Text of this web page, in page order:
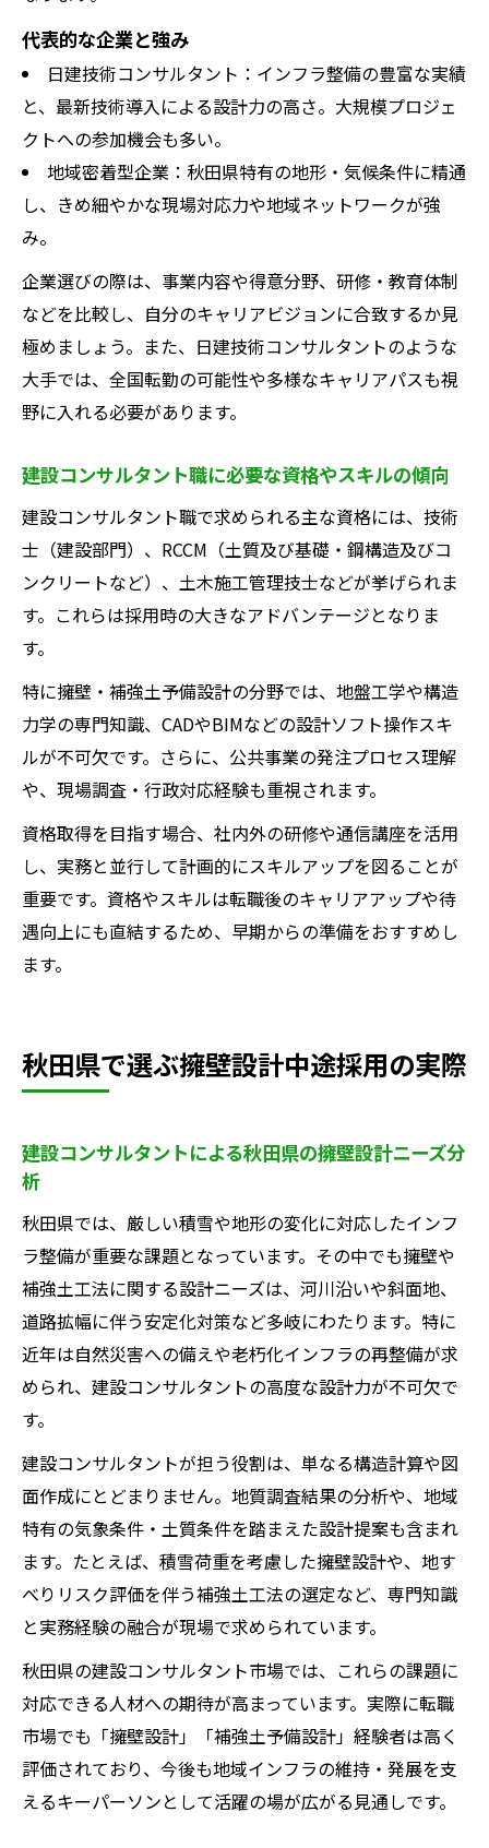
代表的な企業と強み
日建技術コンサルタント：インフラ整備の豊富な実績
と、最新技術導入による設計力の高さ。大規模プロジェ
クトへの参加機会も多い。
地域密着型企業：秋田県特有の地形・気候条件に精通
し、きめ細やかな現場対応力や地域ネットワークが強
み。
企業選びの際は、事業内容や得意分野、研修・教育体制
などを比較し、自分のキャリアビジョンに合致するか見
極めましょう。また、日建技術コンサルタントのような
大手では、全国転勤の可能性や多様なキャリアパスも視
野に入れる必要があります。
建設コンサルタント職に必要な資格やスキルの傾向
建設コンサルタント職で求められる主な資格には、技術
士（建設部門）、RCCM（土質及び基礎・鋼構造及びコ
ンクリートなど）、土木施工管理技士などが挙げられま
す。これらは採用時の大きなアドバンテージとなりま
す。
特に擁壁・補強土予備設計の分野では、地盤工学や構造
力学の専門知識、CADやBIMなどの設計ソフト操作スキ
ルが不可欠です。さらに、公共事業の発注プロセス理解
や、現場調査・行政対応経験も重視されます。
資格取得を目指す場合、社内外の研修や通信講座を活用
し、実務と並行して計画的にスキルアップを図ることが
重要です。資格やスキルは転職後のキャリアアップや待
遇向上にも直結するため、早期からの準備をおすすめし
ます。
秋田県で選ぶ擁壁設計中途採用の実際
建設コンサルタントによる秋田県の擁壁設計ニーズ分
析
秋田県では、厳しい積雪や地形の変化に対応したインフ
ラ整備が重要な課題となっています。その中でも擁壁や
補強土工法に関する設計ニーズは、河川沿いや斜面地、
道路拡幅に伴う安定化対策など多岐にわたります。特に
近年は自然災害への備えや老朽化インフラの再整備が求
められ、建設コンサルタントの高度な設計力が不可欠で
す。
建設コンサルタントが担う役割は、単なる構造計算や図
面作成にとどまりません。地質調査結果の分析や、地域
特有の気象条件・土質条件を踏まえた設計提案も含まれ
ます。たとえば、積雪荷重を考慮した擁壁設計や、地す
べりリスク評価を伴う補強土工法の選定など、専門知識
と実務経験の融合が現場で求められています。
秋田県の建設コンサルタント市場では、これらの課題に
対応できる人材への期待が高まっています。実際に転職
市場でも「擁壁設計」「補強土予備設計」経験者は高く
評価されており、今後も地域インフラの維持・発展を支
えるキーパーソンとして活躍の場が広がる見通しです。